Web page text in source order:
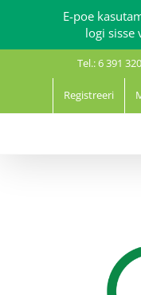
Tel.: 6 391 320
Registreeri
E-poe
logi sisse